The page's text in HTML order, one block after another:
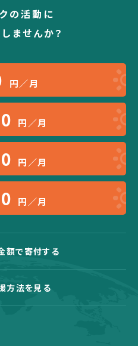
の活動に
ませんか？
円／月
円／月
円／月
円／月
額で寄付する
方法を見る